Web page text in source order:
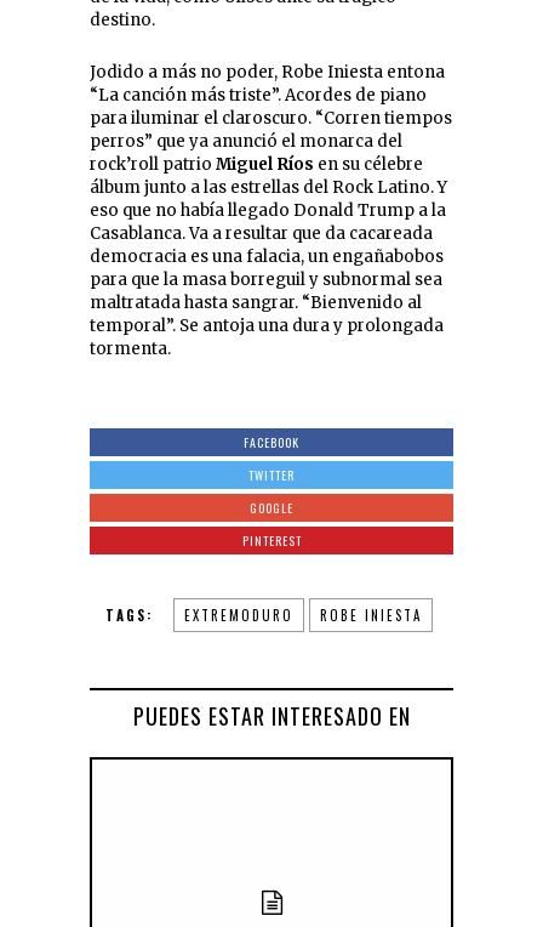
destino.
Jodido a más no poder, Robe Iniesta entona
“La canción más triste”. Acordes de piano
para iluminar el claroscuro. “Corren tiempos
perros” que ya anunció el monarca del
rock’roll patrio Miguel Ríos en su célebre
álbum junto a las estrellas del Rock Latino. Y
eso que no había llegado Donald Trump a la
Casablanca. Va a resultar que da cacareada
democracia es una falacia, un engañabobos
para que la masa borreguil y subnormal sea
maltratada hasta sangrar. “Bienvenido al
temporal”. Se antoja una dura y prolongada
tormenta.
FACEBOOK
TWITTER
GOOGLE
PINTEREST
TAGS: EXTREMODURO ROBE INIESTA
PUEDES ESTAR INTERESADO EN